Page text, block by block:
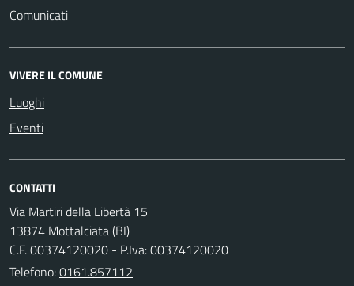
Comunicati
VIVERE IL COMUNE
Luoghi
Eventi
CONTATTI
Via Martiri della Libertà 15
13874 Mottalciata (BI)
C.F. 00374120020 - P.Iva: 00374120020
Telefono:0161.857112